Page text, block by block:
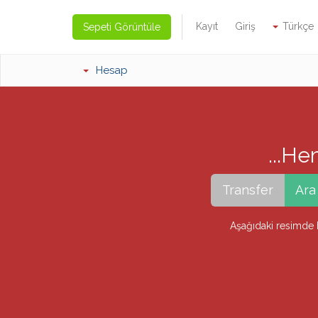
Türkçe
Giriş
Kayıt
Sepeti Görüntüle
Hesap
Aşağıdaki